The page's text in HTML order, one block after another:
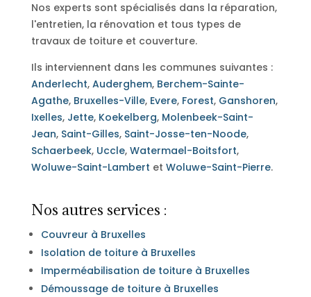
Nos experts sont spécialisés dans la réparation,
l'entretien, la rénovation et tous types de
travaux de toiture et couverture.
Ils interviennent dans les communes suivantes :
Anderlecht, Auderghem, Berchem-Sainte-
Agathe, Bruxelles-Ville, Evere, Forest, Ganshoren,
Ixelles, Jette, Koekelberg, Molenbeek-Saint-
Jean, Saint-Gilles, Saint-Josse-ten-Noode,
Schaerbeek, Uccle, Watermael-Boitsfort,
Woluwe-Saint-Lambert et Woluwe-Saint-Pierre.
Nos autres services :
Couvreur à Bruxelles
Isolation de toiture à Bruxelles
Imperméabilisation de toiture à Bruxelles
Démoussage de toiture à Bruxelles